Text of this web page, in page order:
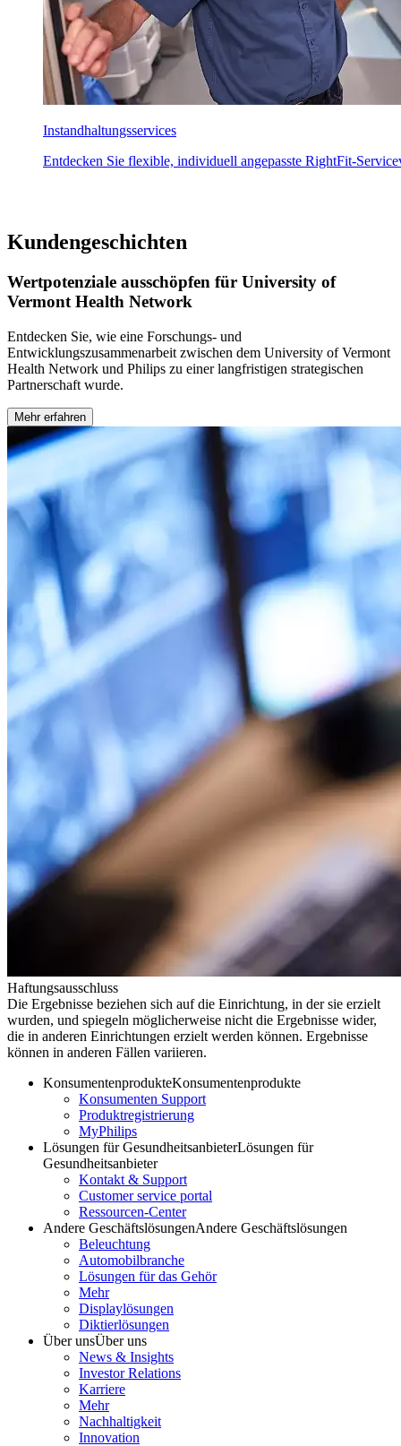
Instandhaltungsservices
Entdecken Sie flexible, individuell angepasste RightFit-
Kundengeschichten
Wertpotenziale ausschöpfen für University of
Vermont Health Network
Entdecken Sie, wie eine Forschungs- und
Entwicklungszusammenarbeit zwischen dem University of Vermont
Health Network und Philips zu einer langfristigen strategischen
Partnerschaft wurde.
Mehr erfahren
Haftungsausschluss
Die Ergebnisse beziehen sich auf die Einrichtung, in der sie erzielt
wurden, und spiegeln möglicherweise nicht die Ergebnisse wider,
die in anderen Einrichtungen erzielt werden können. Ergebnisse
können in anderen Fällen variieren.
KonsumentenprodukteKonsumentenprodukte
Konsumenten Support
Produktregistrierung
MyPhilips
Lösungen für GesundheitsanbieterLösungen für
Gesundheitsanbieter
Kontakt & Support
Customer service portal
Ressourcen-Center
Andere GeschäftslösungenAndere Geschäftslösungen
Beleuchtung
Automobilbranche
Lösungen für das Gehör
Mehr
Displaylösungen
Diktierlösungen
Über unsÜber uns
News & Insights
Investor Relations
Karriere
Mehr
Nachhaltigkeit
Innovation